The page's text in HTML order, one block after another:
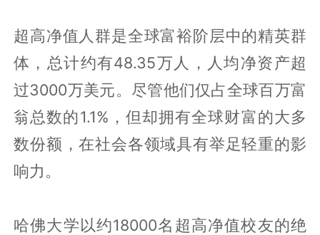
超高净值人群是全球富裕阶层中的精英群
体，总计约有48.35万人，人均净资产超
过3000万美元。尽管他们仅占全球百万富
翁总数的1.1%，但却拥有全球财富的大多
数份额，在社会各领域具有举足轻重的影
响力。
哈佛大学以约18000名超高净值校友的绝